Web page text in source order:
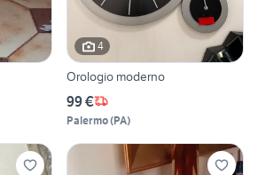
4
Orologio moderno
99 €
Palermo(PA)